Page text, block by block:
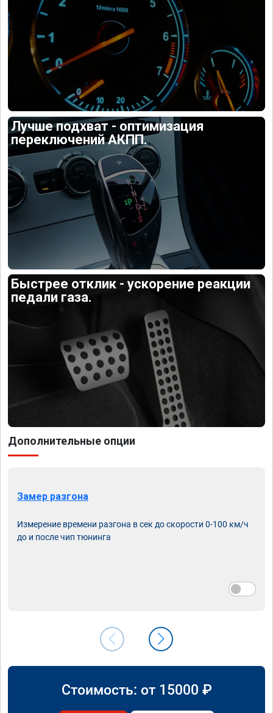
Лучше подхват - оптимизация
переключений АКПП.
Быстрее отклик - ускорение реакции
педали газа.
Дополнительные опции
Замер разгона
Измерение времени разгона в сек до скорости 0-100 км/ч
до и после чип тюнинга
Стоимость: от 15000 ₽